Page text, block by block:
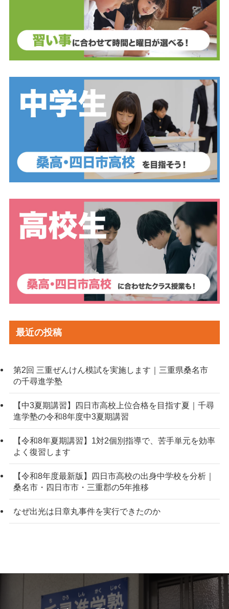
最近の投稿
第2回 三重ぜんけん模試を実施します｜三重県桑名市
の千尋進学塾
【中3夏期講習】四日市高校上位合格を目指す夏｜千尋
進学塾の令和8年度中3夏期講習
【令和8年夏期講習】1対2個別指導で、苦手単元を効率
よく復習します
【令和8年度最新版】四日市高校の出身中学校を分析｜
桑名市・四日市市・三重郡の5年推移
なぜ出光は日章丸事件を実行できたのか